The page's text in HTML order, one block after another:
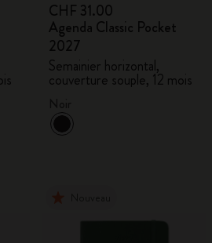
CHF 31.00
Agenda Classic Pocket
2027
Semainier horizontal,
couverture souple, 12 mois